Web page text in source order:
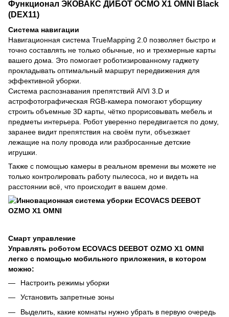
Функционал ЭКОВАКС ДИБОТ ОСМО X1 OMNI Black
(DEX11)
Система навигации
Навигационная система TrueMapping 2.0 позволяет быстро и
точно составлять не только обычные, но и трехмерные карты
вашего дома. Это помогает роботизированному гаджету
прокладывать оптимальный маршрут передвижения для
эффективной уборки.
Система распознавания препятствий AIVI 3.D и
астрофотографическая RGB-камера помогают уборщику
строить объемные 3D карты, чётко прорисовывать мебель и
предметы интерьера. Робот уверенно передвигается по дому,
заранее видит препятствия на своём пути, объезжает
лежащие на полу провода или разбросанные детские
игрушки.
Также с помощью камеры в реальном времени вы можете не
только контролировать работу пылесоса, но и видеть на
расстоянии всё, что происходит в вашем доме.
Смарт управление
Управлять роботом ECOVACS DEEBOT OZMO X1 OMNI
легко с помощью мобильного приложения, в котором
можно:
Настроить режимы уборки
Установить запретные зоны
Выделить, какие комнаты нужно убрать в первую очередь